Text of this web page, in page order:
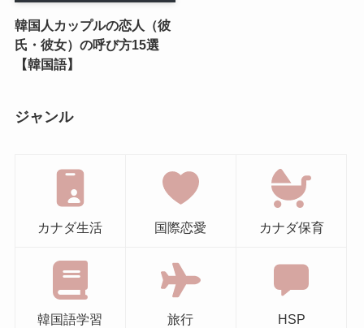
韓国人カップルの恋人（彼
氏・彼女）の呼び方15選
【韓国語】
ジャンル
カナダ生活 国際恋愛 カナダ保育
韓国語学習 旅行 HSP